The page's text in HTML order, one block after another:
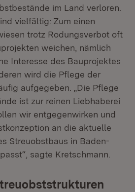
im Land verloren.
vielfältig: Zum einen
trotz Rodungsverbot oft
weichen, nämlich
Interesse des Bauprojektes
wird die Pflege der
aufgegeben. „Die Pflege
ist zur reinen Liebhaberei
wir entgegenwirken und
an die aktuelle
Streuobstbaus in Baden-
sagte Kretschmann.